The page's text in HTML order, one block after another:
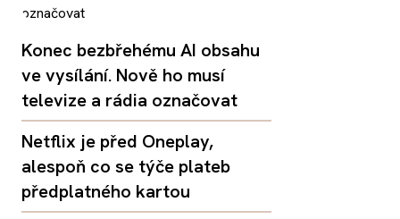
Konec bezbřehému AI obsahu
ve vysílání. Nově ho musí
televize a rádia označovat
Netflix je před Oneplay,
alespoň co se týče plateb
předplatného kartou